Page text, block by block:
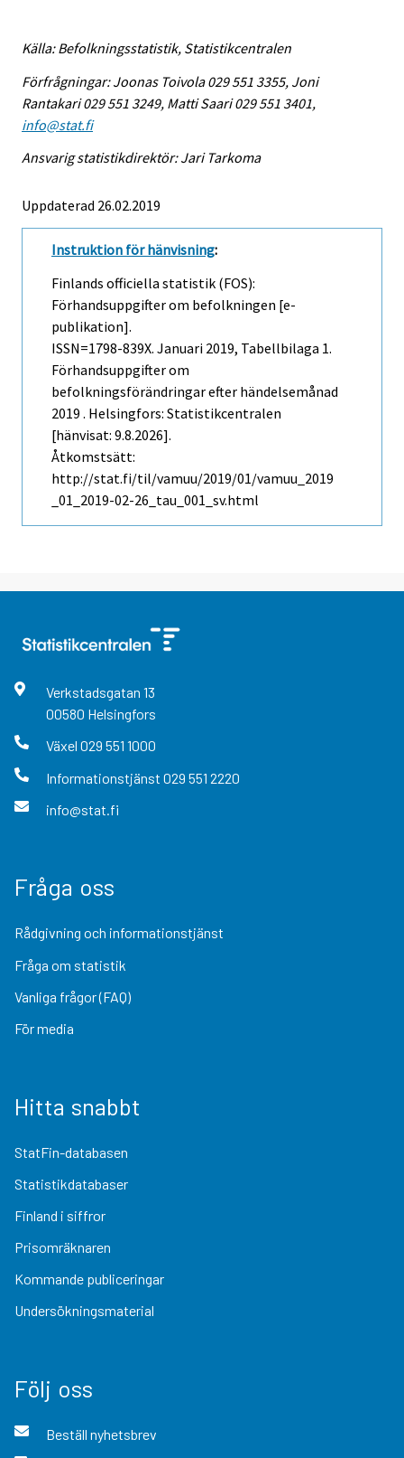
Källa: Befolkningsstatistik, Statistikcentralen
Förfrågningar: Joonas Toivola 029 551 3355, Joni
Rantakari 029 551 3249, Matti Saari 029 551 3401,
info@stat.fi
Ansvarig statistikdirektör: Jari Tarkoma
Uppdaterad 26.02.2019
Instruktion för hänvisning:
Finlands officiella statistik (FOS):
Förhandsuppgifter om befolkningen [e-
publikation].
ISSN=1798-839X. Januari 2019, Tabellbilaga 1.
Förhandsuppgifter om
befolkningsförändringar efter händelsemånad
2019 . Helsingfors: Statistikcentralen
[hänvisat: 9.8.2026].
Åtkomstsätt:
http://stat.fi/til/vamuu/2019/01/vamuu_2019
_01_2019-02-26_tau_001_sv.html
Verkstadsgatan 13
00580 Helsingfors
Växel 029 551 1000
Informationstjänst 029 551 2220
info@stat.fi
Fråga oss
Rådgivning och informationstjänst
Fråga om statistik
Vanliga frågor (FAQ)
För media
Hitta snabbt
StatFin-databasen
Statistikdatabaser
Finland i siffror
Prisomräknaren
Kommande publiceringar
Undersökningsmaterial
Följ oss
Beställ nyhetsbrev